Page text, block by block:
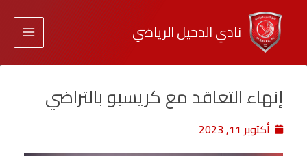
نادي الدحيل الرياضي
إنهاء التعاقد مع كريسبو بالتراضي
أكتوبر 11, 2023